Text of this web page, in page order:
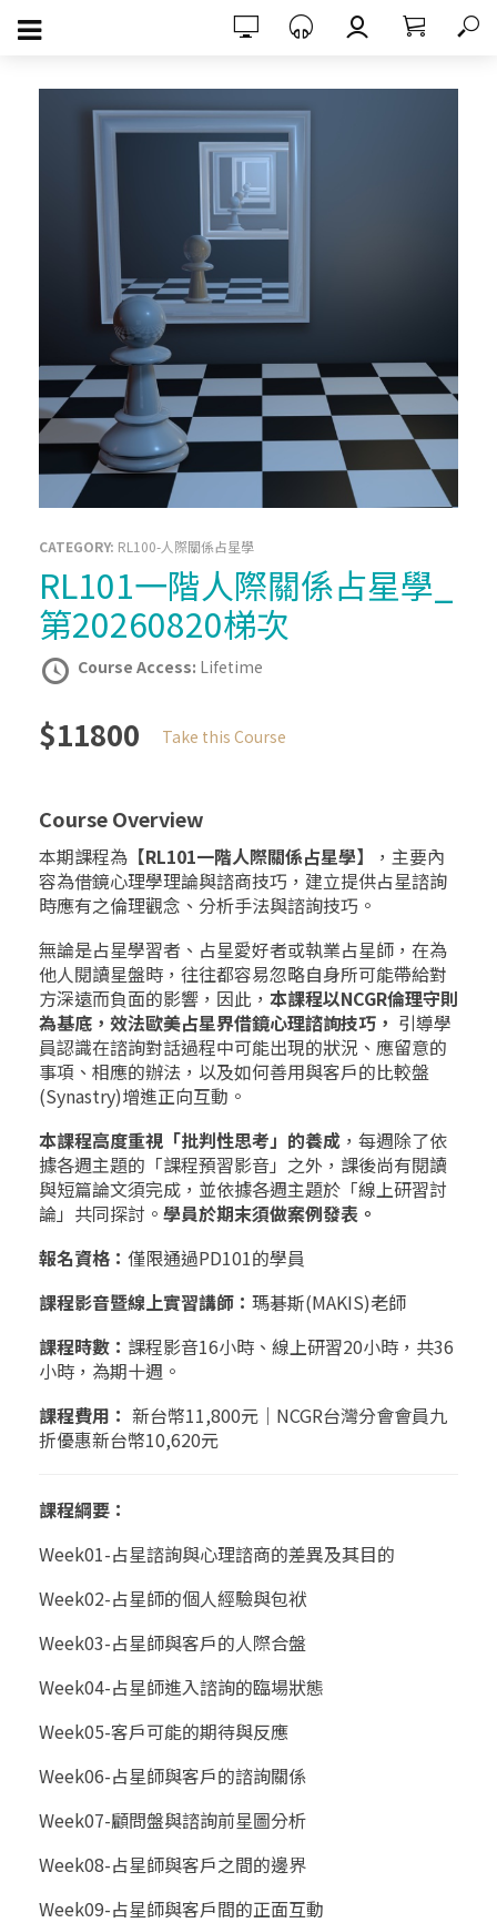
CATEGORY: RL100-人際關係占星學
RL101一階人際關係占星學_
第20260820梯次
Course Access: Lifetime
$11800 Take this Course
Course Overview
本期課程為 【RL101一階人際關係占星學】
，主要內
容為借鏡心理學理論與諮商技巧，建立提供占星諮詢
時應有之倫理觀念、分析手法與諮詢技巧。
無論是占星學習者、占星愛好者或執業占星師，在為
他人閱讀星盤時，往往都容易忽略自身所可能帶給對
方深遠而負面的影響，因此， 本課程以NCGR倫理守則
為基底，效法歐美占星界借鏡心理諮詢技巧， 引導學
員認識在諮詢對話過程中可能出現的狀況、應留意的
事項、相應的辦法，以及如何善用與客戶的比較盤
(Synastry)增進正向互動。
本課程高度重視「批判性思考」的養成 ，每週除了依
據各週主題的「課程預習影音」之外，課後尚有閱讀
與短篇論文須完成，並依據各週主題於「線上研習討
論」共同探討。 學員於期末須做案例發表。
報名資格： 僅限通過PD101的學員
課程影音暨線上實習講師： 瑪碁斯(MAKIS)老師
課程時數： 課程影音16小時、線上研習20小時，共36
小時，為期十週。
課程費用： 新台幣11,800元｜NCGR台灣分會會員九
折優惠新台幣10,620元
課程綱要：
Week01-占星諮詢與心理諮商的差異及其目的
Week02-占星師的個人經驗與包袱
Week03-占星師與客戶的人際合盤
Week04-占星師進入諮詢的臨場狀態
Week05-客戶可能的期待與反應
Week06-占星師與客戶的諮詢關係
Week07-顧問盤與諮詢前星圖分析
Week08-占星師與客戶之間的邊界
Week09-占星師與客戶間的正面互動